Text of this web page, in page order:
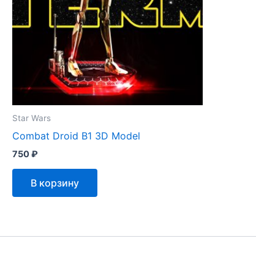
Star Wars
Combat Droid B1 3D Model
750₽
В корзину